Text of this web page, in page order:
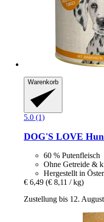
Warenkorb
5.0 (1)
DOG'S LOVE
60 % Putenfleisch
Ohne Getreide &
Hergestellt in
€ 6,49 (€ 8,11 / kg)
Zustellung bis 12. August